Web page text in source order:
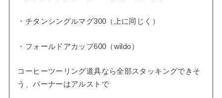
・チタンシングルマグ300（上に同じく）
・フォールドアカップ600（wildo）
コーヒーツーリング道具なら全部スタッキングできそ
う、バーナーはアルストで